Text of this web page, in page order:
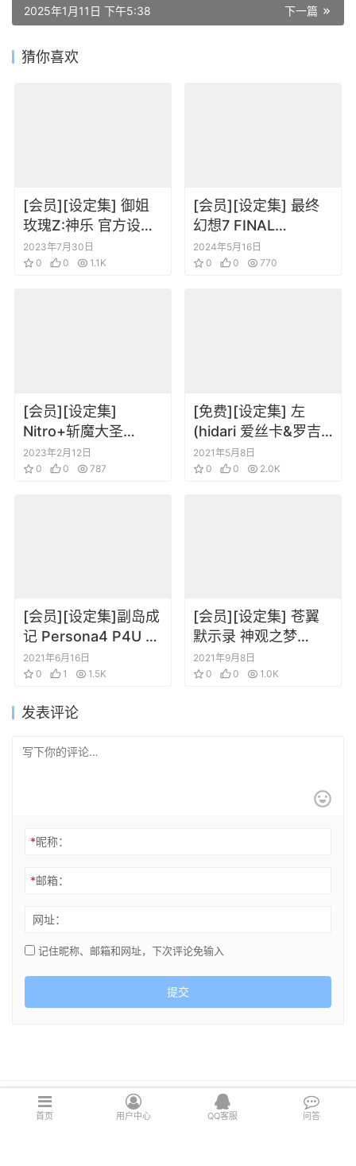
下一篇
2025年1月11日 下午5:38
猜你喜欢
[会员][设定集] 御姐
玫瑰Z:神乐 官方设定
攻略
2023年7月30日
0
0 1.1K
[会员][设定集] 最终
幻想7 FINAL
FANTASY VII
REBIRTH
2024年5月16日
0
0 770
[会员][设定集]
Nitro+斩魔大圣
Legitimate
Demonbane
2023年2月12日
0
0 787
[免费][设定集] 左
(hidari 爱丝卡&罗吉
的炼金工房～黄昏天
空之炼金术士～ 特典
2021年5月8日
0
0 2.0K
[会员][设定集]副岛成
记 Persona4 P4U 女
神异闻录4 设定插画
原画设定集
2021年6月16日
0
1 1.5K
[会员][设定集] 苍翼
默示录 神观之梦
BLAZBLUE
CENTRALFICTION
2021年9月8日
0
0 1.0K
发表评论
*昵称：
*邮箱：
网址：
记住昵称、邮箱和网址，下次评论免输入
提交
Copyright © 2021 cghsj.com 版权所有 Powered by 绘世界
首页 用户中心 QQ客服 问答